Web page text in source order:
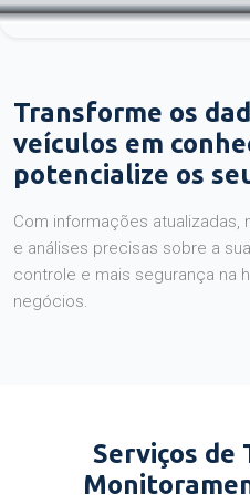
Transforme os
veículos em
potencialize os
Com informações
e análises precisas sobre a
controle e mais segurança na
negócios.
Serviços de